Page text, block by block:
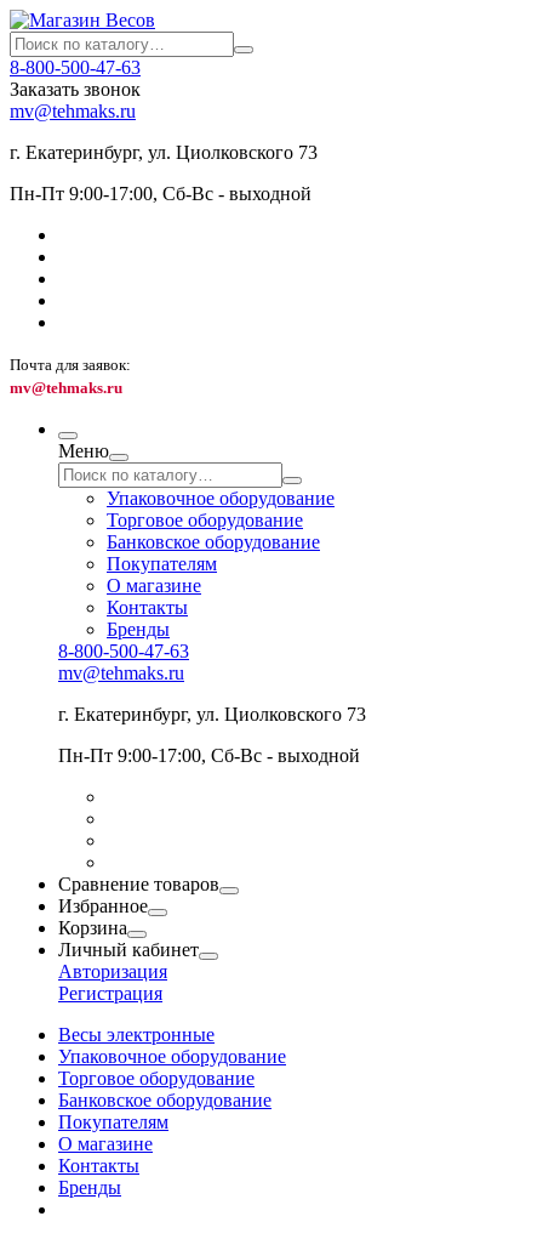
8-800-500-47-63
Заказать звонок
mv@tehmaks.ru
г. Екатеринбург, ул. Циолковского 73
Пн-Пт 9:00-17:00, Сб-Вс - выходной
Почта для заявок:
mv@tehmaks.ru
Меню
Упаковочное оборудование
Торговое оборудование
Банковское оборудование
Покупателям
О магазине
Контакты
Бренды
8-800-500-47-63
mv@tehmaks.ru
г. Екатеринбург, ул. Циолковского 73
Пн-Пт 9:00-17:00, Сб-Вс - выходной
Сравнение товаров
Избранное
Корзина
Личный кабинет
Авторизация
Регистрация
Весы электронные
Упаковочное оборудование
Торговое оборудование
Банковское оборудование
Покупателям
О магазине
Контакты
Бренды